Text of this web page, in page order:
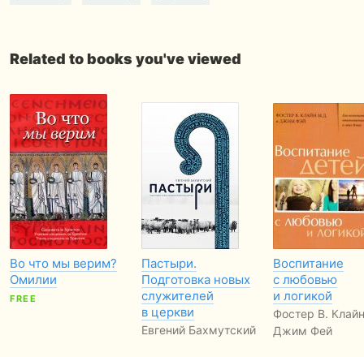
Related to books you've viewed
Во что мы верим?
Омилии
FREE
Пастыри.
Подготовка новых
служителей
в церкви
Евгений Бахмутский
Воспитание
с любовью
и логикой
Фостер В.
Джим Фей